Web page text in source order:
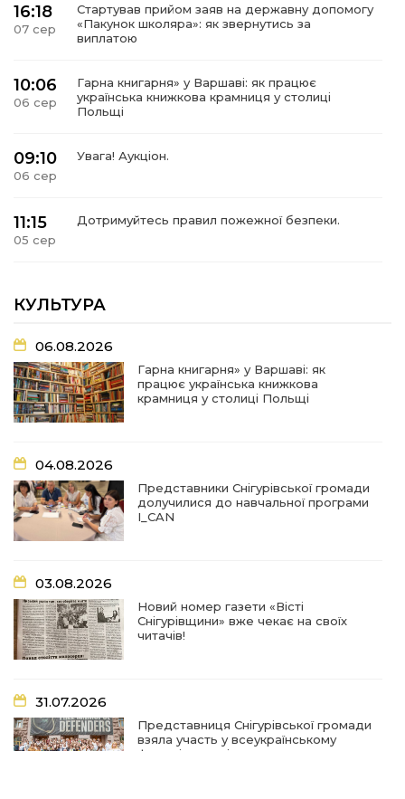
16:18
07 сер
Стартував прийом заяв на державну допомогу
«Пакунок школяра»: як звернутись за
виплатою
10:06
06 сер
Гарна книгарня» у Варшаві: як працює
українська книжкова крамниця у столиці
Польщі
09:10
06 сер
Увага! Аукціон.
11:15
05 сер
Дотримуйтесь правил пожежної безпеки.
04 сер
долучилися до навчальної програми I_CAN
07:35
03 сер
Новий номер газети «Вісті Снігурівщини» вже
чекає на своїх читачів!
07:31
Турбота, що долає відстані: Снігурівська
громада поповнила автопарк соціальних
07:27
03 сер
Удар по крамниці: на Снігурівщині російський
дрон поранив двох мирних жителів
18:18
02 сер
Оголошення Про початок формування нового
складу Ради з питань внутрішньо
переміщених осіб при Снігурівській міській
раді
11:13
01 сер
Неповнолітні за кермом: у Снігурівській
громаді провели профілактичний рейд
КУЛЬТУРА
06.08.2026
Гарна книгарня» у Варшаві: як
працює українська книжкова
крамниця у столиці Польщі
04.08.2026
Представники Снігурівської громади
долучилися до навчальної програми
I_CAN
03.08.2026
Новий номер газети «Вісті
Снігурівщини» вже чекає на своїх
читачів!
31.07.2026
Представниця Снігурівської громади
взяла участь у всеукраїнському
форумі молодіжних рад